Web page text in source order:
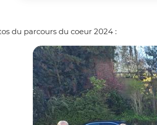
i
n
c
i
p
du parcours du coeur 2024 :